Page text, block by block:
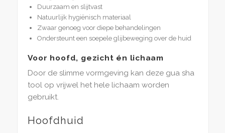
Duurzaam en slijtvast
Natuurlijk hygiënisch materiaal
Zwaar genoeg voor diepe behandelingen
Ondersteunt een soepele glijbeweging over de huid
Voor hoofd, gezicht én lichaam
Door de slimme vormgeving kan deze gua sha
tool op vrijwel het hele lichaam worden
gebruikt.
Hoofdhuid